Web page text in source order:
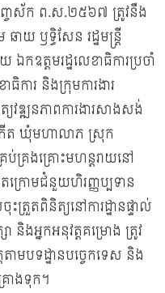
បញ្ចស័ក ព.ស.២៥៦៧ ត្រូវនឹង
យ ឫទ្ធិសែន រដ្ឋមន្ត្រី
ឧត្តមរដ្ឋលេខាធិការប្រចាំ
ធិការ និងក្រុមការងារ
វឌ្ឍនភាពការងារសាងសង់
ើត ឃុំមហាលាភ ស្រុក
គ្រងគ្រោះមហន្តរាយនៅ
ក្រោមជំនួយហិរញ្ញប្បទាន
រួតពិនិត្យនៅការដ្ឋានផ្ទាល់
និងអ្នកអនុវត្តគម្រោង ត្រូវ
ាមបទដ្ឋានបច្ចេកទេស និង
ោងទុក។